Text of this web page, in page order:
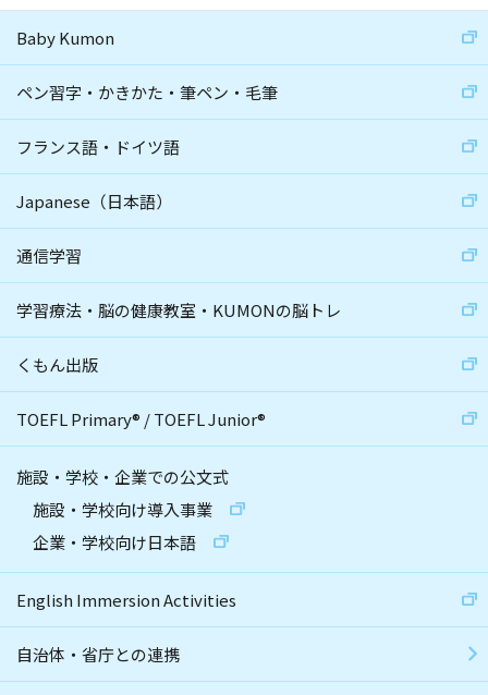
Baby Kumon
ペン習字・かきかた・筆ペン・毛筆
フランス語・ドイツ語
Japanese（日本語）
通信学習
学習療法・脳の健康教室・KUMONの脳トレ
くもん出版
TOEFL Primary® /TOEFL Junior®
施設・学校・企業での公文式
施設・学校向け導入事業
企業・学校向け日本語
English Immersion Activities
自治体・省庁との連携